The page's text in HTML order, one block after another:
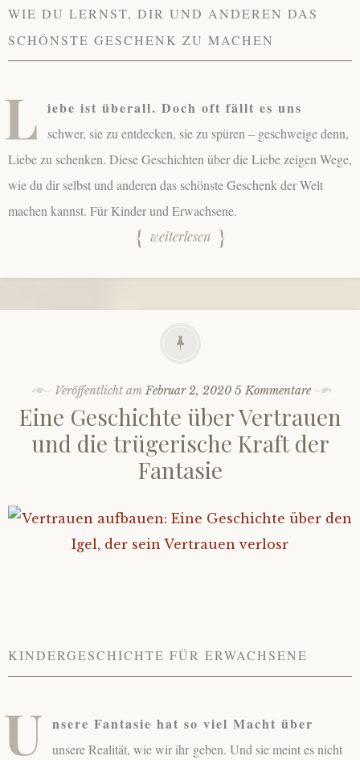
WIE DU LERNST, DIR UND ANDEREN DAS
SCHÖNSTE GESCHENK ZU MACHEN
L iebe ist überall. Doch oft fällt es uns
schwer, sie zu entdecken, sie zu spüren – geschweige denn,
Liebe zu schenken. Diese Geschichten über die Liebe zeigen Wege,
wie du dir selbst und anderen das schönste Geschenk der Welt
machen kannst. Für Kinder und Erwachsene.
weiterlesen
Veröffentlicht amFebruar 2, 2020 5 Kommentare
Eine Geschichte über Vertrauen
und die trügerische Kraft der
Fantasie
KINDERGESCHICHTE FÜR ERWACHSENE
U nsere Fantasie hat so viel Macht über
unsere Realität, wie wir ihr geben. Und sie meint es nicht